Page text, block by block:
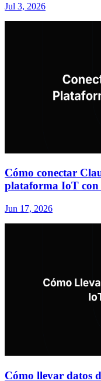
Jul 3, 2026
Cómo conectar
plataforma IoT
Jun 17, 2026
Cómo llevar datos